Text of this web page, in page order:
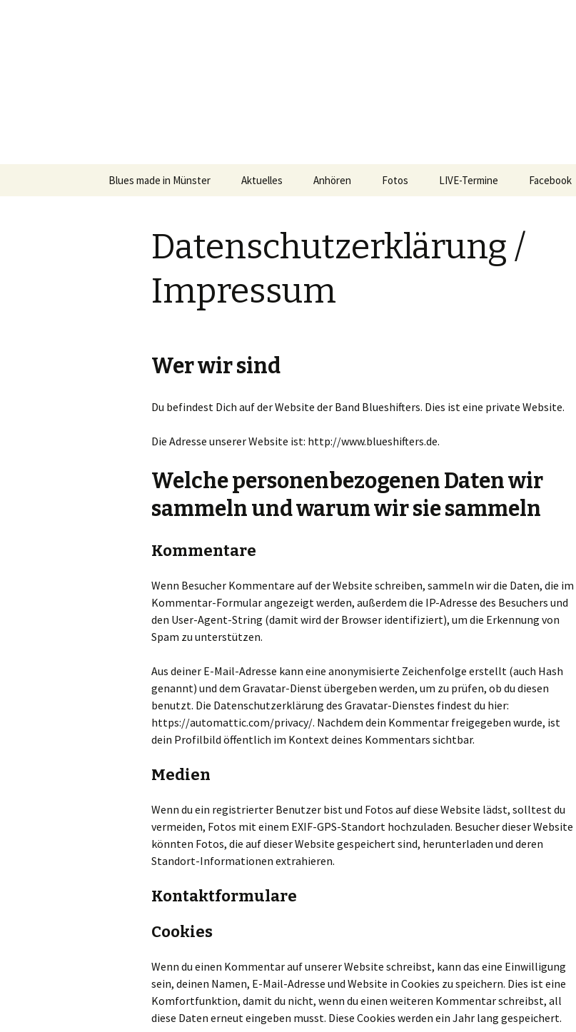
Blues made in Münster Aktuelles Anhören Fotos LIVE-Termine Facebook
Datenschutzerklärung /
Impressum
Wer wir sind
Du befindest Dich auf der Website der Band Blueshifters. Dies ist eine private Website.
Die Adresse unserer Website ist: http://www.blueshifters.de.
Welche personenbezogenen Daten wir
sammeln und warum wir sie sammeln
Kommentare
Wenn Besucher Kommentare auf der Website schreiben, sammeln wir die Daten, die im
Kommentar-Formular angezeigt werden, außerdem die IP-Adresse des Besuchers und
den User-Agent-String (damit wird der Browser identifiziert), um die Erkennung von
Spam zu unterstützen.
Aus deiner E-Mail-Adresse kann eine anonymisierte Zeichenfolge erstellt (auch Hash
genannt) und dem Gravatar-Dienst übergeben werden, um zu prüfen, ob du diesen
benutzt. Die Datenschutzerklärung des Gravatar-Dienstes findest du hier:
https://automattic.com/privacy/. Nachdem dein Kommentar freigegeben wurde, ist
dein Profilbild öffentlich im Kontext deines Kommentars sichtbar.
Medien
Wenn du ein registrierter Benutzer bist und Fotos auf diese Website lädst, solltest du
vermeiden, Fotos mit einem EXIF-GPS-Standort hochzuladen. Besucher dieser Website
könnten Fotos, die auf dieser Website gespeichert sind, herunterladen und deren
Standort-Informationen extrahieren.
Kontaktformulare
Cookies
Wenn du einen Kommentar auf unserer Website schreibst, kann das eine Einwilligung
sein, deinen Namen, E-Mail-Adresse und Website in Cookies zu speichern. Dies ist eine
Komfortfunktion, damit du nicht, wenn du einen weiteren Kommentar schreibst, all
diese Daten erneut eingeben musst. Diese Cookies werden ein Jahr lang gespeichert.